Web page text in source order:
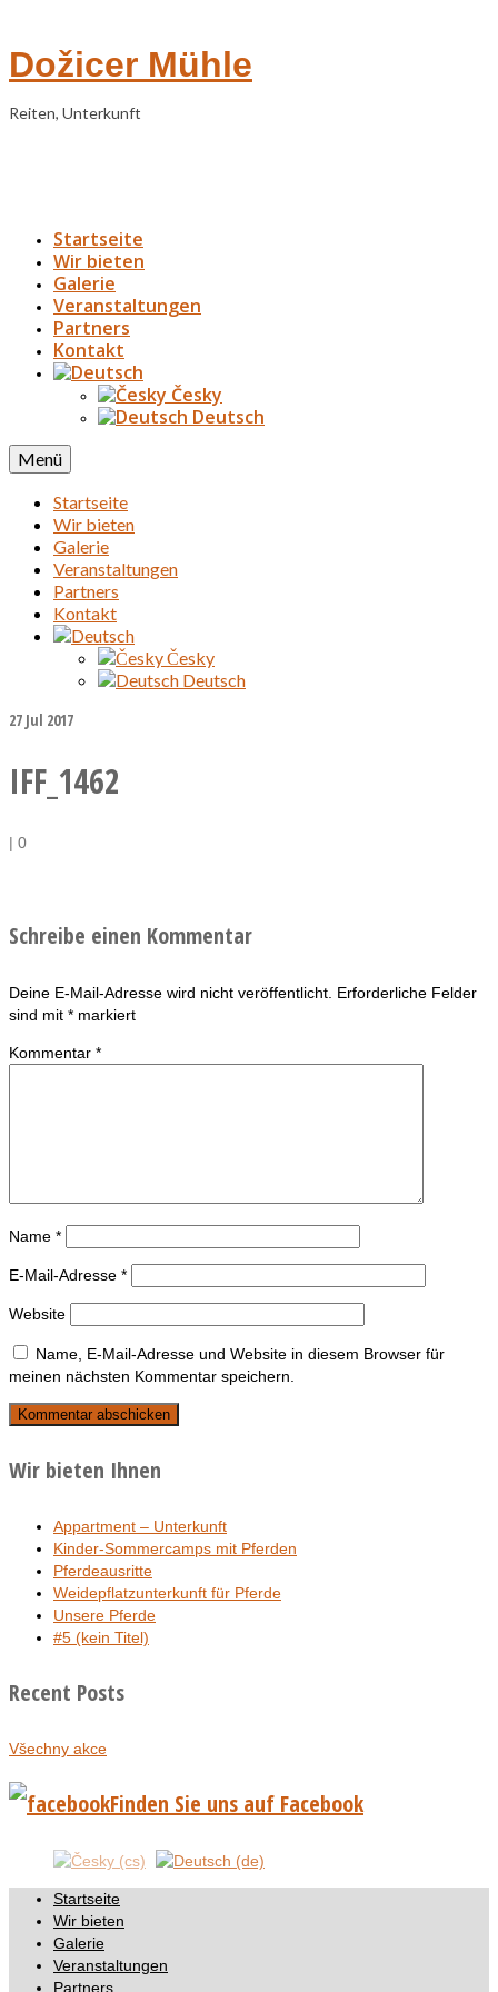
Dožicer Mühle
Reiten, Unterkunft
Startseite
Wir bieten
Galerie
Veranstaltungen
Partners
Kontakt
Česky
Deutsch
Menü
Startseite
Wir bieten
Galerie
Veranstaltungen
Partners
Kontakt
Česky
Deutsch
27 Jul 2017
IFF_1462
| 0
Schreibe einen Kommentar
Deine E-Mail-Adresse wird nicht veröffentlicht. Erforderliche Felder
sind mit * markiert
Kommentar *
Name *
E-Mail-Adresse *
Website
Name, E-Mail-Adresse und Website in diesem Browser für
meinen nächsten Kommentar speichern.
Wir bieten Ihnen
Appartment – Unterkunft
Kinder-Sommercamps mit Pferden
Pferdeausritte
Weidepflatzunterkunft für Pferde
Unsere Pferde
#5 (kein Titel)
Recent Posts
Všechny akce
Finden Sie uns auf Facebook
Startseite
Wir bieten
Galerie
Veranstaltungen
Partners